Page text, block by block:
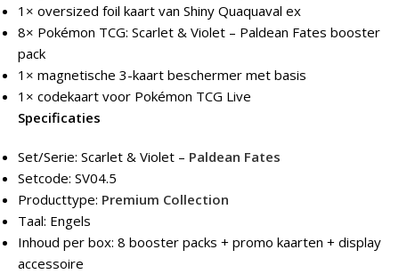
1× oversized foil kaart van Shiny Quaquaval ex
8× Pokémon TCG: Scarlet & Violet – Paldean Fates booster
pack
1× magnetische 3-kaart beschermer met basis
1× codekaart voor Pokémon TCG Live
Specificaties
Set/Serie: Scarlet & Violet – Paldean Fates
Setcode: SV04.5
Producttype: Premium Collection
Taal: Engels
Inhoud per box: 8 booster packs + promo kaarten + display
accessoire